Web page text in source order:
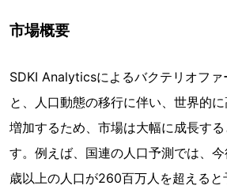
市場概要
SDKI Analyticsによるバクテリオファ
と、人口動態の移行に伴い、世界的
増加するため、市場は大幅に成長す
す。例えば、国連の人口予測では、
歳以上の人口が260百万人を超えると